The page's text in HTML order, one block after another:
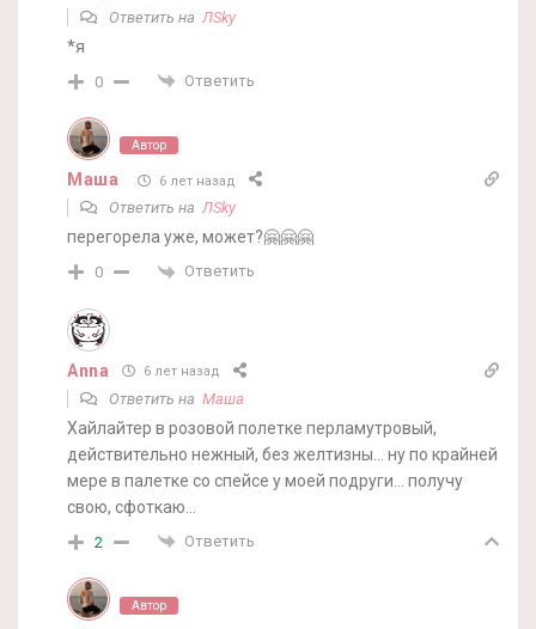
Ответить на ЛSky
*я
0 Ответить
Автор
Маша 6 лет назад
Ответить наЛSky
перегорела уже, может?🤗🤗🤗
0 Ответить
Anna 6 лет назад
Ответить на Маша
Хайлайтер в розовой полетке перламутровый,
действительно нежный, без желтизны… ну по крайней
мере в палетке со спейсе у моей подруги… получу
свою, сфоткаю…
2 Ответить
Автор